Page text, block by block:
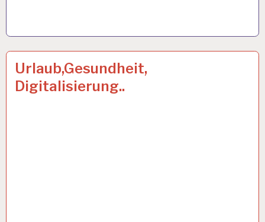
12-
STUNDEN-
ARBEITSTAG…
Urlaub,Gesundheit,
Digitalisierung..
23 AUG. 2019